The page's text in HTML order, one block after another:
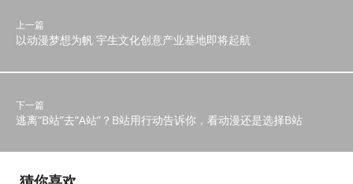
上一篇
以动漫梦想为帆 宇生文化创意产业基地即将起航
下一篇
逃离“B站”去“A站”？B站用行动告诉你，看动漫还是选择B站